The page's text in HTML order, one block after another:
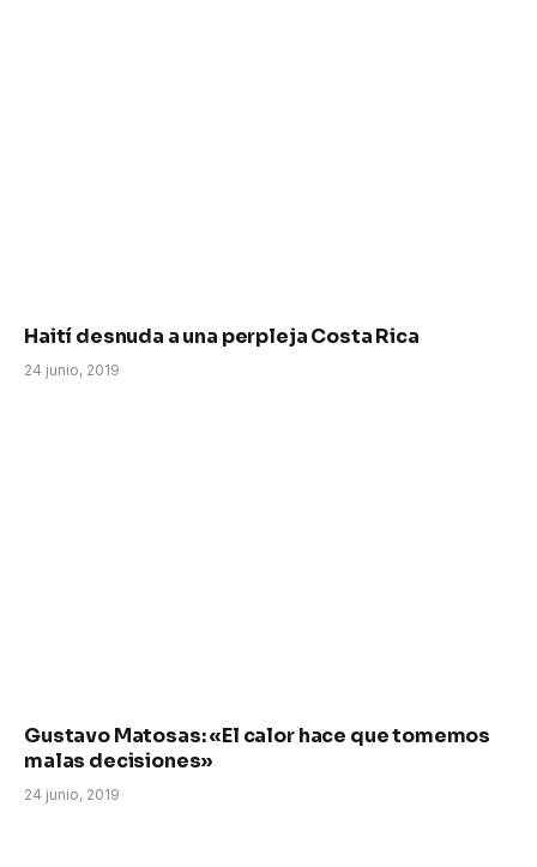
Haití desnuda a una perpleja Costa Rica
24 junio, 2019
Gustavo Matosas: «El calor hace que tomemos
malas decisiones»
24 junio, 2019